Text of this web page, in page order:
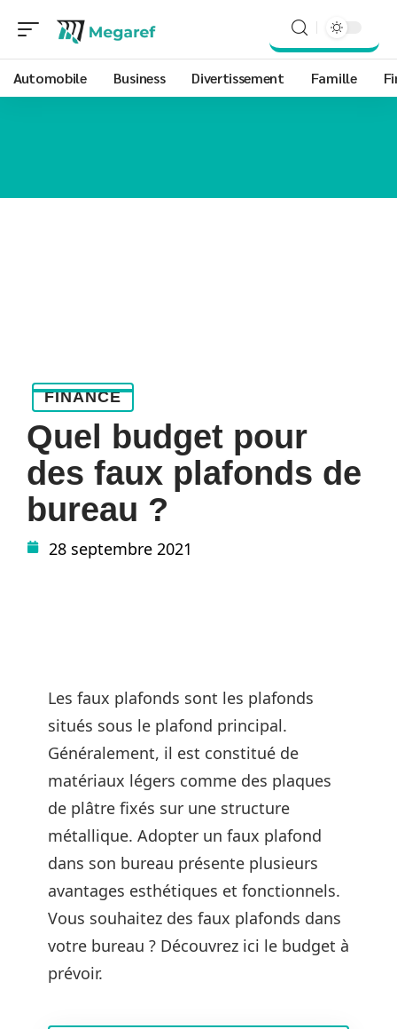
Automobile Business Divertissement Famille
FINANCE
Quel budget pour
des faux plafonds de
bureau ?
28 septembre 2021
Les faux plafonds sont les plafonds
situés sous le plafond principal.
Généralement, il est constitué de
matériaux légers comme des plaques
de plâtre fixés sur une structure
métallique. Adopter un faux plafond
dans son bureau présente plusieurs
avantages esthétiques et fonctionnels.
Vous souhaitez des faux plafonds dans
votre bureau ? Découvrez ici le budget à
prévoir.